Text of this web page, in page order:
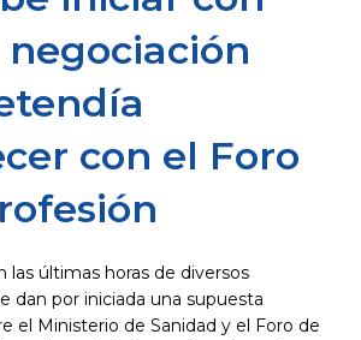
con el Foro
las últimas horas de diversos
dan por iniciada una supuesta
el Ministerio de Sanidad y el Foro de